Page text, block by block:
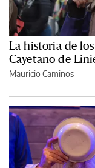
La historia de
Cayetano de
Mauricio Caminos